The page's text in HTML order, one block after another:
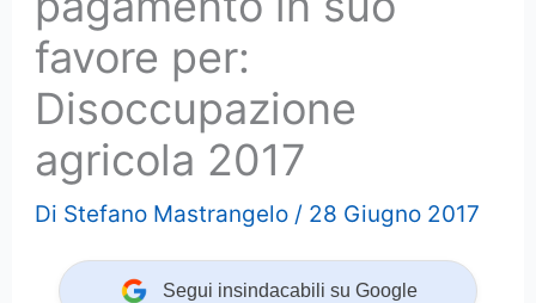
favore per:
Disoccupazione
agricola 2017
Di Stefano Mastrangelo / 28 Giugno 2017
Segui insindacabili su Google